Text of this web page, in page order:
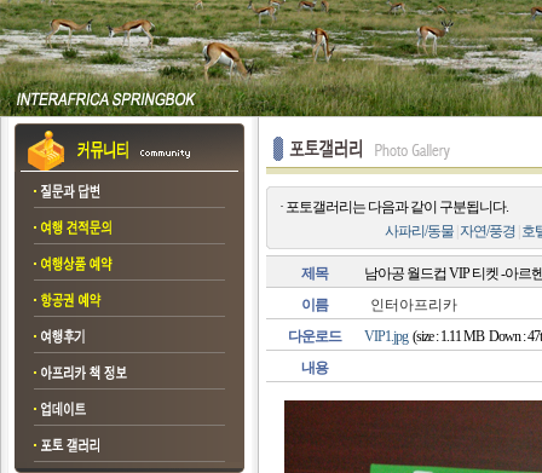
· 포토갤러리는 다음과 같이 구분됩니다.
사파리/동물 자연/풍경 호
제목
남아공 월드컵 VIP 티켓 -아르
이름
인터아프리카
다운로드
VIP1.jpg(size : 1.11 MB Down :
내용